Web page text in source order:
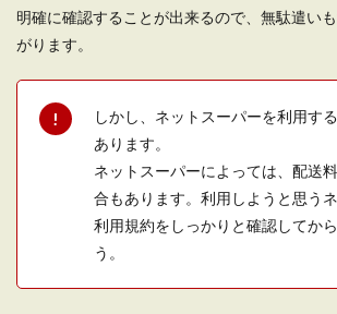
時とその対処法を紹介
希望の大学に進学出来た喜
...
明確に確認することが出来るので、無駄遣い
がります。
しかし、ネットスーパーを利用す
あります。
ネットスーパーによっては、配送
合もあります。利用しようと思う
利用規約をしっかりと確認してか
う。